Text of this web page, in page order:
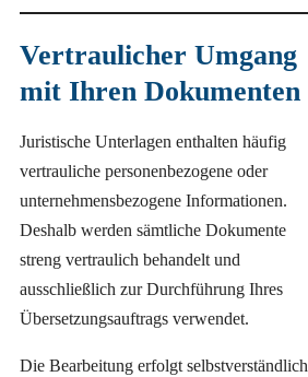
Vertraulicher Umgang
mit Ihren Dokumenten
Juristische Unterlagen enthalten häufig
vertrauliche personenbezogene oder
unternehmensbezogene Informationen.
Deshalb werden sämtliche Dokumente
streng vertraulich behandelt und
ausschließlich zur Durchführung Ihres
Übersetzungsauftrags verwendet.
Die Bearbeitung erfolgt selbstverständlich